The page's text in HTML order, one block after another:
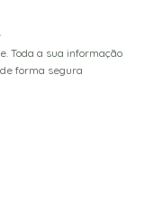
Toda a sua informação
forma segura